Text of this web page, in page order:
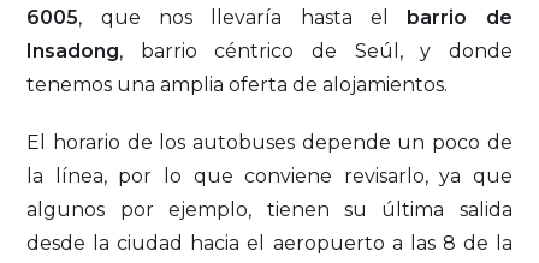
6005, que nos llevaría hasta el barrio de
Insadong, barrio céntrico de Seúl, y donde
tenemos una amplia oferta de alojamientos.
El horario de los autobuses depende un poco de
la línea, por lo que conviene revisarlo, ya que
algunos por ejemplo, tienen su última salida
desde la ciudad hacia el aeropuerto a las 8 de la